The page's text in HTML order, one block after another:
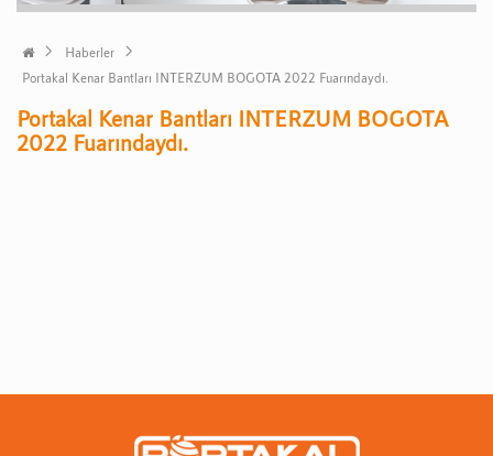
Haberler
Portakal Kenar Bantları INTERZUM BOGOTA 2022 Fuarındaydı.
Portakal Kenar Bantları INTERZUM BOGOTA
2022 Fuarındaydı.